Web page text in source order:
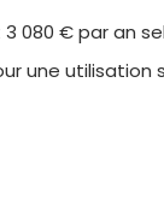
€ par an
une